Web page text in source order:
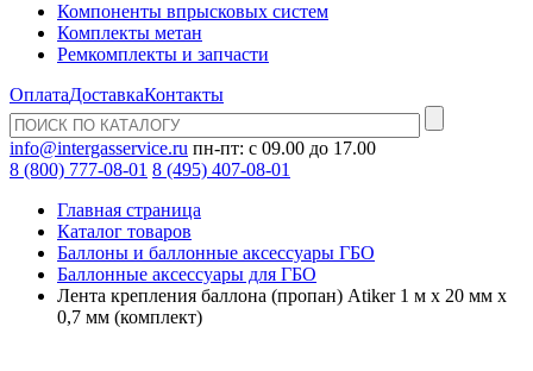
Компоненты впрысковых систем
Комплекты метан
Ремкомплекты и запчасти
ОплатаДоставкаКонтакты
info@intergasservice.ru пн-пт: с 09.00 до 17.00
8 (800) 777-08-01 8 (495) 407-08-01
Главная страница
Каталог товаров
Баллоны и баллонные аксессуары ГБО
Баллонные аксессуары для ГБО
Лента крепления баллона (пропан) Atiker 1 м x 20 мм x
0,7 мм (комплект)